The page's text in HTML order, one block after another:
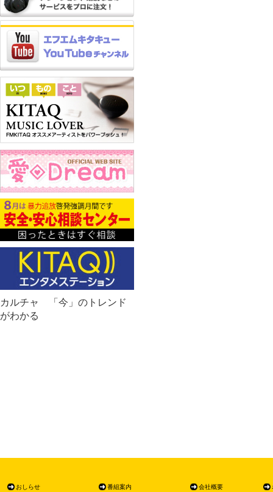
カルチャ 「今」のトレンド
がわかる
おしらせ
番組案内
会社概要